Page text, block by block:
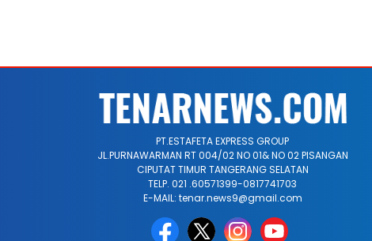
PT.ESTAFETA EXPRESS GROUP
JL.PURNAWARMAN RT 004/02 NO 01& NO 02 PISANGAN
CIPUTAT TIMUR TANGERANG SELATAN
TELP. 021 .60571399-0817741703
E-MAIL: tenar.news9@gmail.com